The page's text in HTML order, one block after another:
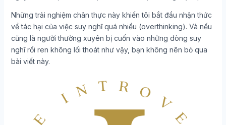
Những trải nghiệm chân thực này khiến tôi bắt đầu nhận thức
về tác hại của việc suy nghĩ quá nhiều (overthinking). Và nếu
cũng là người thường xuyên bị cuốn vào những dòng suy
nghĩ rối ren không lối thoát như vậy, bạn không nên bỏ qua
bài viết này.